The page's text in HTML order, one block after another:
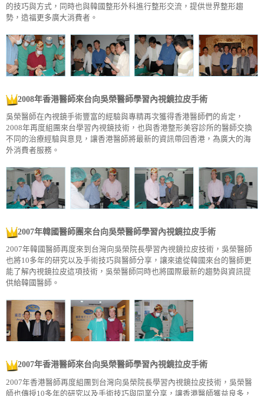
的技巧與方式，同時也與韓國整形外科進行整形交流，提供世界整形趨
勢，造福更多廣大消費者。
2008年香港醫師來台向吳榮醫師學習內視鏡拉皮手術
吳榮醫師在內視鏡手術豐富的經驗與專精再次獲得香港醫師們的肯定，
2008年再度組團來台學習內視鏡技術，也與香港整形美容診所的醫師交換
不同的治療經驗與意見，讓香港醫師將最新的資訊帶回香港，為廣大的海
外消費者服務。
2007年韓國醫師團來台向吳榮醫師學習內視鏡拉皮手術
2007年韓國醫師再度來到台灣向吳榮院長學習內視鏡拉皮技術，吳榮醫師
也將10多年的研究以及手術技巧與醫師分享，讓來遠從韓國來台的醫師更
能了解內視鏡拉皮這項技術，吳榮醫師同時也將國際最新的趨勢與資訊提
供給韓國醫師。
2007年香港醫師來台向吳榮醫師學習內視鏡拉皮手術
2007年香港醫師再度組團到台灣向吳榮院長學習內視鏡拉皮技術，吳榮醫
師也傳授10多年的研究以及手術技巧與同業分享，讓香港醫師獲益良多，